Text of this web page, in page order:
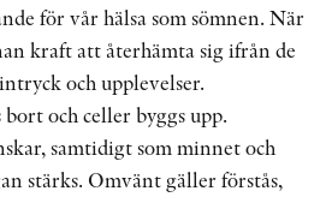
för vår hälsa som sömnen. När
kraft att återhämta sig ifrån de
och upplevelser.
och celler byggs upp.
samtidigt som minnet och
stärks. Omvänt gäller förstås,